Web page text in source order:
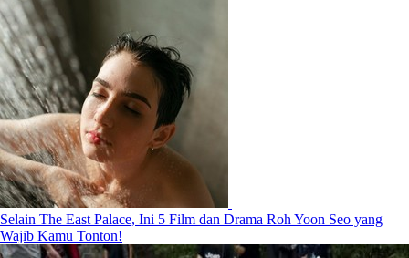
Selain The East Palace, Ini 5 Film dan Drama Roh Yoon Seo yang
Wajib Kamu Tonton!